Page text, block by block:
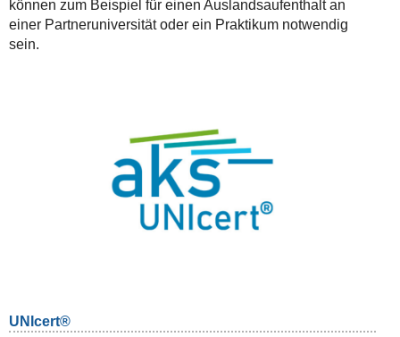
können zum Beispiel für einen Auslandsaufenthalt an
einer Partneruniversität oder ein Praktikum notwendig
sein.
UNIcert®